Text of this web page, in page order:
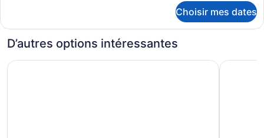
chambre :
Chambre
Chambre
Choisir mes dates
D’autres options intéressantes
Grand Hyatt Rio De Janeiro Hilton